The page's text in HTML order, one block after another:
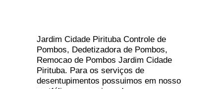
Jardim Cidade Pirituba Controle de
Pombos, Dedetizadora de Pombos,
Remocao de Pombos Jardim Cidade
Pirituba. Para os serviços de
desentupimentos possuimos em nosso